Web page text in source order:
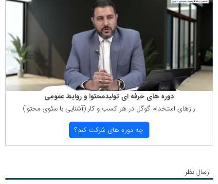
دوره های حرفه ای تولیدمحتوا و روابط عمومی
رازهای استخدام گوگل در هر كسب و كار (آشنایی با سئوی محتوا)
چه دوره های شركت كنم؟
ارسال نظر